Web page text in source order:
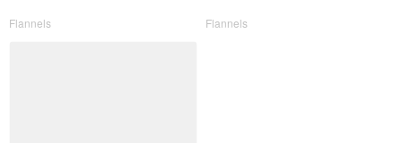
Flannels Flannels